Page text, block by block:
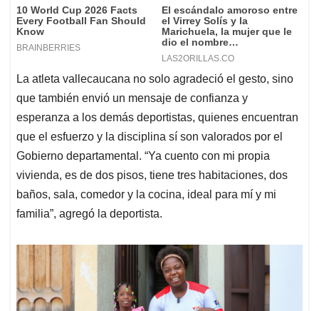
La atleta vallecaucana no solo agradeció el gesto, sino
que también envió un mensaje de confianza y
esperanza a los demás deportistas, quienes encuentran
que el esfuerzo y la disciplina sí son valorados por el
Gobierno departamental. “Ya cuento con mi propia
vivienda, es de dos pisos, tiene tres habitaciones, dos
baños, sala, comedor y la cocina, ideal para mí y mi
familia”, agregó la deportista.